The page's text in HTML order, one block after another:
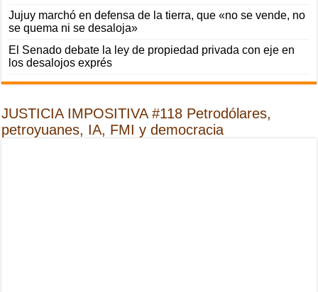
Jujuy marchó en defensa de la tierra, que «no se vende, no
se quema ni se desaloja»
El Senado debate la ley de propiedad privada con eje en
los desalojos exprés
JUSTICIA IMPOSITIVA #118 Petrodólares,
petroyuanes, IA, FMI y democracia